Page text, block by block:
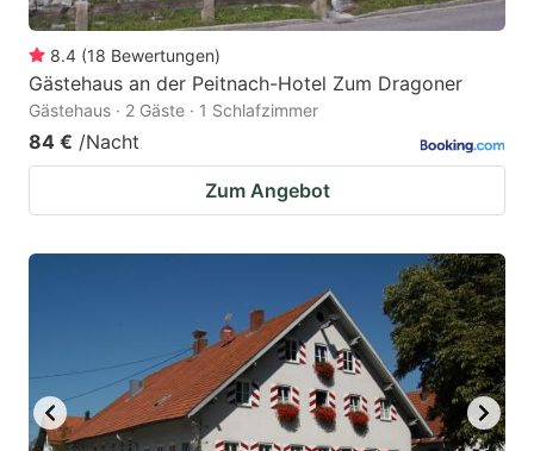
8.4 (18 Bewertungen)
Gästehaus an der Peitnach-Hotel Zum Dragoner
Gästehaus · 2 Gäste · 1 Schlafzimmer
84 € /Nacht
Zum Angebot